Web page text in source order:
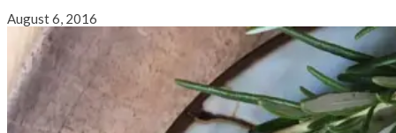
August 6, 2016